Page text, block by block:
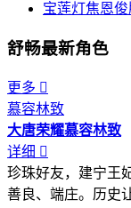
宝莲灯焦恩俊
舒畅最新角色
更多 
慕容林致
大唐荣耀慕容林致
详细 
珍珠好友，建宁王
善良、端庄。历史